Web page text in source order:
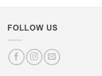
FOLLOW US